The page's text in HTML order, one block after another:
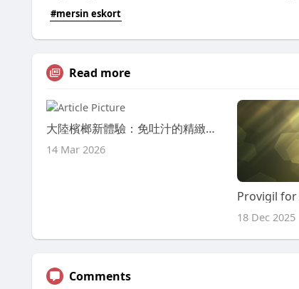
#mersin eskort
Read more
大陸檳榔新體驗：免吐汁的精緻檳榔幹
14 Mar 2026
18 Dec 2025
Comments